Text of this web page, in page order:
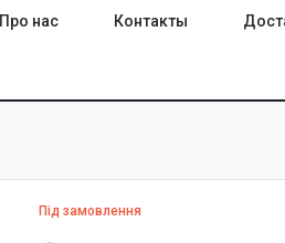
Про нас Контакты
Під замовлення